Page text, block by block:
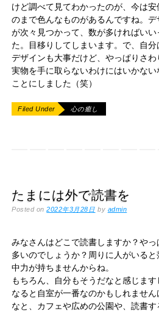
けど調べて見てわかったのが、今は
のまで色んなものがあるんですね。
が次々見つかって、数が多ければい
た。目移りしてしまいます。で、自
デザインも大事だけど、やっぱりさ
実物を手に取らないわけにはいかな
ことにしました（笑）
Filed Under 心の癒し
たまには外で読書を
Posted on2022年3月28日 by admin
みなさんはどこで読書しますか？や
多いのでしょうか？周りに人がいる
中力が持ちませんからね。
もちろん、自分もそうだなと感じま
なると自室が一番なのかもしれませ
なと、カフェや広めの公園や、読書